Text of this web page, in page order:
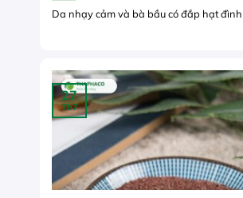
Da nhạy cảm và bà bầu có đắp hạt đình
27
Th7